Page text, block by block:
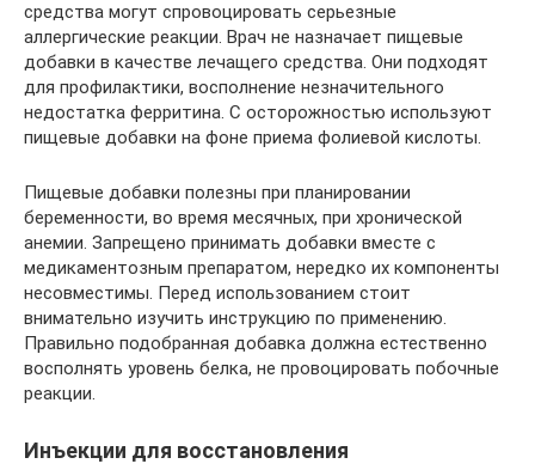
средства могут спровоцировать серьезные
аллергические реакции. Врач не назначает пищевые
добавки в качестве лечащего средства. Они подходят
для профилактики, восполнение незначительного
недостатка ферритина. С осторожностью используют
пищевые добавки на фоне приема фолиевой кислоты.
Пищевые добавки полезны при планировании
беременности, во время месячных, при хронической
анемии. Запрещено принимать добавки вместе с
медикаментозным препаратом, нередко их компоненты
несовместимы. Перед использованием стоит
внимательно изучить инструкцию по применению.
Правильно подобранная добавка должна естественно
восполнять уровень белка, не провоцировать побочные
реакции.
Инъекции для восстановления